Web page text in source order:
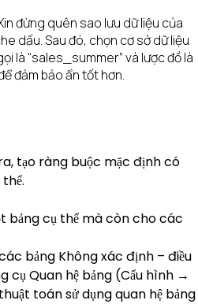
đừng quên sao lưu dữ liệu của
dấu. Sau đó, chọn cơ sở dữ liệu
là “sales_summer” và lược đồ là
đảm bảo ẩn tốt hơn.
tạo ràng buộc mặc định có
bảng cụ thể mà còn cho các
bảng Không xác định – điều
cụ Quan hệ bảng (Cấu hình →
toán sử dụng quan hệ bảng